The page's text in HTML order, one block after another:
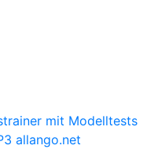
mit Modelltests
allango.net